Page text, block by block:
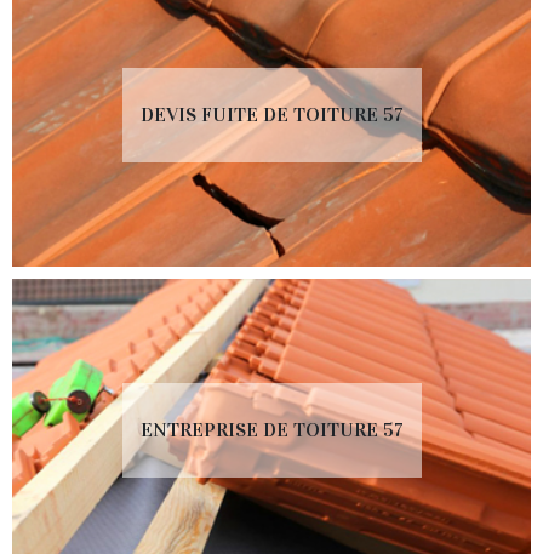
DEVIS FUITE DE TOITURE 57
ENTREPRISE DE TOITURE 57